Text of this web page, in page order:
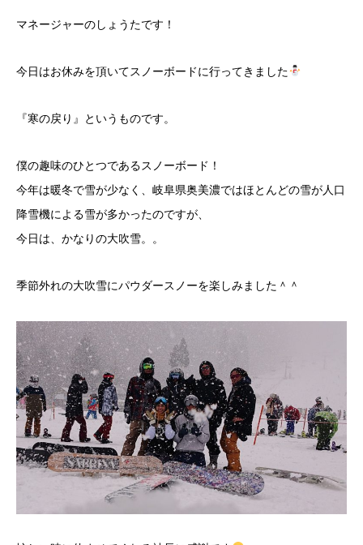
マネージャーのしょうたです！
今日はお休みを頂いてスノーボードに行ってきました
『寒の戻り』というものです。
僕の趣味のひとつであるスノーボード！
今年は暖冬で雪が少なく、岐阜県奥美濃ではほとんどの雪が人口
降雪機による雪が多かったのですが、
今日は、かなりの大吹雪。。
季節外れの大吹雪にパウダースノーを楽しみました＾＾